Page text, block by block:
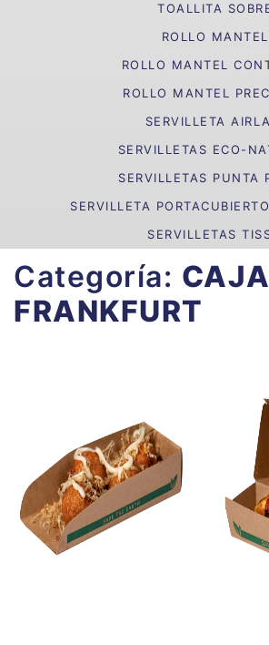
TOALLITA
ROLLO MANTEL
ROLLO MANTEL
ROLLO MANTEL
SERVILLETA
SERVILLETAS ECO-
SERVILLETAS PUNTA
SERVILLETA
SERVILLETAS
Categoría:
FRANKFURT